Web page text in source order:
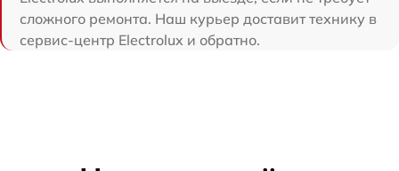
сложного ремонта. Наш курьер доставит технику в
сервис-центр Electrolux и обратно.